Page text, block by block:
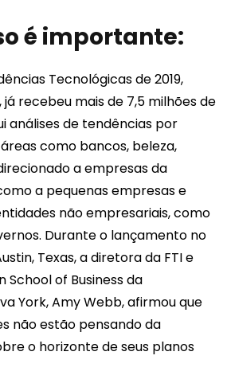
é importante:
Tecnológicas de 2019,
recebeu mais de 7,5 milhões de
análises de tendências por
como bancos, beleza,
a empresas da
a pequenas empresas e
não empresariais, como
Durante o lançamento no
Texas, a diretora da FTI e
School of Business da
York, Amy Webb, afirmou que
não estão pensando da
o horizonte de seus planos